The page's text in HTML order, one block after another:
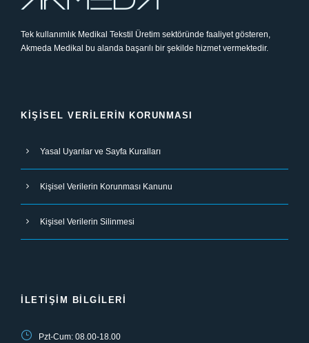
Tek kullanımlık Medikal Tekstil Üretim sektöründe faaliyet gösteren,
Akmeda Medikal bu alanda başarılı bir şekilde hizmet vermektedir.
KIŞISEL VERILERIN KORUNMASI
Yasal Uyarılar ve Sayfa Kuralları
Kişisel Verilerin Korunması Kanunu
Kişisel Verilerin Silinmesi
İLETIŞIM BILGILERI
Pzt-Cum: 08.00-18.00